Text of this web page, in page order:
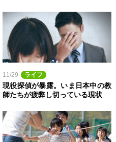
11/29 ライフ
現役探偵が暴露。いま日本中の教
師たちが疲弊し切っている現状